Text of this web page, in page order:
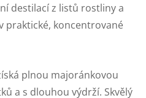
destilací z listů rostliny a
praktické, koncentrované
plnou majoránkovou
a s dlouhou výdrží. Skvělý